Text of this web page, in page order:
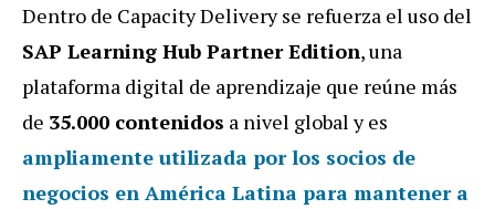
Dentro de Capacity Delivery se refuerza el uso del
SAP Learning Hub Partner Edition, una
plataforma digital de aprendizaje que reúne más
de 35.000 contenidos a nivel global y es
ampliamente utilizada por los socios de
negocios en América Latina para mantener a